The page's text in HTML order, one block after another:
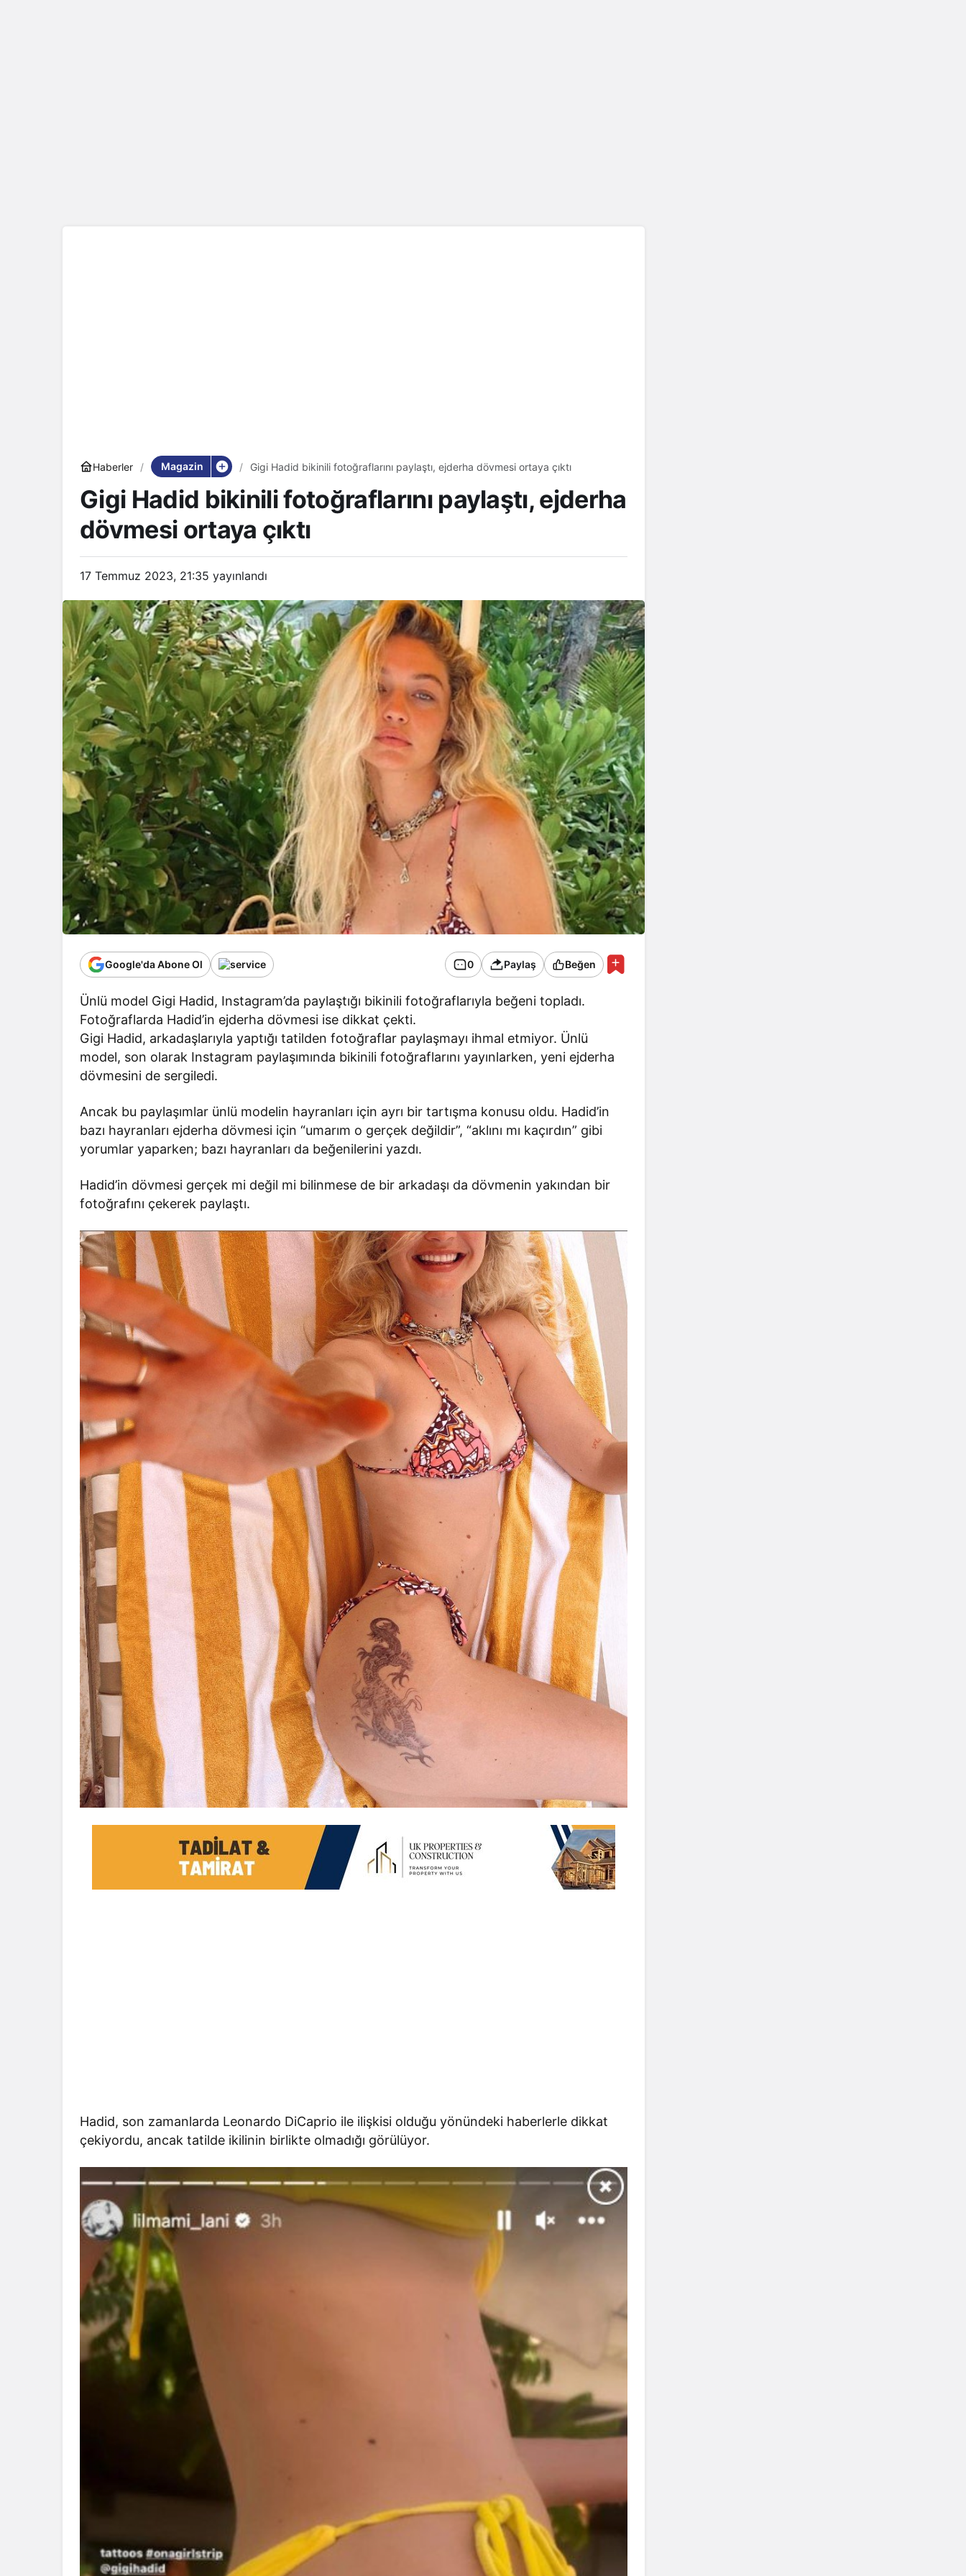
Haberler Magazin Gigi Hadid bikinili fotoğraflarını paylaştı, ejderha dövmesi ortaya çıktı
Gigi Hadid bikinili fotoğraflarını paylaştı, ejderha
dövmesi ortaya çıktı
17 Temmuz 2023, 21:35 yayınlandı
Google'da Abone Ol 0 Paylaş Beğen
Ünlü model Gigi Hadid, Instagram’da paylaştığı bikinili fotoğraflarıyla beğeni topladı.
Fotoğraflarda Hadid’in ejderha dövmesi ise dikkat çekti.
Gigi Hadid, arkadaşlarıyla yaptığı tatilden fotoğraflar paylaşmayı ihmal etmiyor. Ünlü
model, son olarak Instagram paylaşımında bikinili fotoğraflarını yayınlarken, yeni ejderha
dövmesini de sergiledi.
Ancak bu paylaşımlar ünlü modelin hayranları için ayrı bir tartışma konusu oldu. Hadid’in
bazı hayranları ejderha dövmesi için “umarım o gerçek değildir”, “aklını mı kaçırdın” gibi
yorumlar yaparken; bazı hayranları da beğenilerini yazdı.
Hadid’in dövmesi gerçek mi değil mi bilinmese de bir arkadaşı da dövmenin yakından bir
fotoğrafını çekerek paylaştı.
Hadid, son zamanlarda Leonardo DiCaprio ile ilişkisi olduğu yönündeki haberlerle dikkat
çekiyordu, ancak tatilde ikilinin birlikte olmadığı görülüyor.